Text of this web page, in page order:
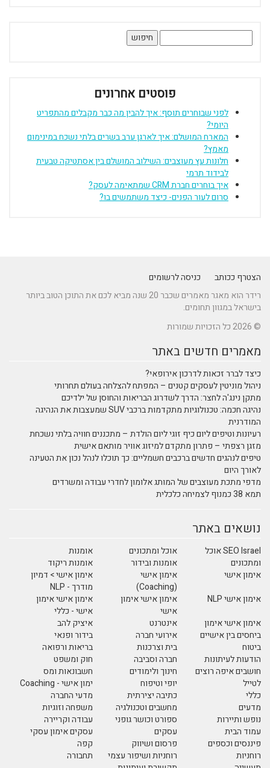
פוסטים אחרונים
לפני שבוחרים תוסף: איך להבין מה כבר מקבלים מהתפריט
היומי?
המארח המושלם: איך לארגן ערב בשרים בלתי נשכח במינימום
מאמץ?
חלונות עץ מעוצבים: השילוב המושלם בין אסתטיקה טבעית
לבידוד תרמי
איך בוחרים חברת CRM שמתאימה לעסק?
סרום לעור הפנים- כיצד משתמשים בו?
הצטרף ככותב
כניסה לרשומים
רידר הוא מאגר מאמרים שכבר 20 שנה מביא לכם את התוכן הטוב ביותר
בישראל במגוון תחומים.
© 2026 כל הזכויות שמורות
מאמרים חדשים באתר
כיצד לברר זכאות לדרכון אירופאי?
ניהול מוניטין לעסקים קטנים – המפתח להצלחה בעולם תחרותי
מתקן נינג'ה לחצר: הדרך לשדרוג הבריאות והחוסן של ילדיכם
נהיגה חכמה: טכנולוגיות מתקדמות ברכבי SUV שמעצבות את הנהיגה
המודרנית
רעיונות וטיפים ליום כיף זוגי ליום הולדת – מתכננים חוויה בלתי נשכחת
מזגן רצפתי – פתרון מתקדם למיזוג אוויר מותאם אישית
טיפים לנהגים חדשים ברכבים חשמליים: כך תוכלו לנהל נכון את הטעינה
לאורך היום
מדפי מתכת מעוצבים של המותג אלומון לחדרי עבודה ומשרדים
תמא 38 כמנוף לצמיחה כלכלית
נושאים באתר
SEO Israel אוכל
ומתכונים
אוכל ומתכונים
אומנות
אומנות ובידור
אומנות ריקוד
אימון אישי
אימון אישי
(Coaching)
אימון אישי > דמיון
מודרך - NLP
אימון אישי NLP
אימון אישי אימון
אישי
אימון אישי אימון
אישי - כללי
אימון אישי אימון
ביחסים בין אישיים
אינטרנט
איציק להב
אירועי חברה
בידור ופנאי
ביטוח
בית וצרכנות
בריאות ורפואה
הודעות לעיתונות
חברה וסביבה
חוק ומשפט
חושבים איפה רוצים
לטייל
חינוך ולימודים
חשבונאות ומס
יופי וטיפוח
ימון אישי - Coaching
כללי
כתיבה יצירתית
מדעי החברה
מדעים
מחשבים וטכנולגיה
משפחה וזוגיות
נופש ותיירות
ספורט וכושר גופני
עבודה וקריירה
עמוד הבית
עסקים
עסקים אימון עסקי
פיננסים וכספים
פרסום ושיווק
קפה
רוחניות
רוחניות ושיפור עצמי
תחבורה